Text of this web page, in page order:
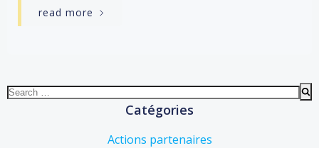
read more
Search
Catégories
Actions partenaires